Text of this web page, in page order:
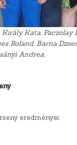
Király Kata, Paczolay
Roland, Barna
Andrea.
eredményei: